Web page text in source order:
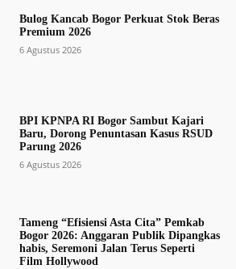
Bulog Kancab Bogor Perkuat Stok Beras
Premium 2026
6 Agustus 2026
BPI KPNPA RI Bogor Sambut Kajari
Baru, Dorong Penuntasan Kasus RSUD
Parung 2026
6 Agustus 2026
Tameng “Efisiensi Asta Cita” Pemkab
Bogor 2026: Anggaran Publik Dipangkas
habis, Seremoni Jalan Terus Seperti
Film Hollywood